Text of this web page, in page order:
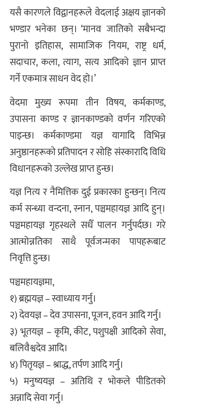
यसै कारणले विद्वानहरूले वेदलाई अक्षय ज्ञानको
भण्डार भनेका छन्। ‘मानव जातिको सबैभन्दा
पुरानो इतिहास, सामाजिक नियम, राष्ट्र धर्म,
सदाचार, कला, त्याग, सत्य आदिको ज्ञान प्राप्त
गर्ने एकमात्र साधन वेद हो।’
वेदमा मुख्य रूपमा तीन विषय, कर्मकाण्ड,
उपासना काण्ड र ज्ञानकाण्डको वर्णन गरिएको
पाइन्छ। कर्मकाण्डमा यज्ञ यागादि विभिन्न
अनुष्ठानहरूको प्रतिपादन र सोहि संस्कारादि विधि
विधानहरूको उल्लेख प्राप्त हुन्छ।
यज्ञ नित्य र नैमित्तिक दुई प्रकारका हुन्छन्। नित्य
कर्म सन्ध्या वन्दना, स्नान, पञ्चमहायज्ञ आदि हुन्।
पञ्चमहायज्ञ गृहस्थले सधैँ पालन गर्नुपर्दछ। गरे
आत्मोन्नतिका साथै पूर्वजन्मका पापहरूबाट
निवृत्ति हुन्छ।
पञ्चमहायज्ञमा,
१) ब्रह्मयज्ञ – स्वाध्याय गर्नु।
२) देवयज्ञ – देव उपासना, पूजन, हवन आदि गर्नु।
३) भूतयज्ञ – कृमि, कीट, पशुपक्षी आदिको सेवा,
बलिवैश्वदेव आदि।
४) पितृयज्ञ – श्राद्ध, तर्पण आदि गर्नु।
५) मनुष्ययज्ञ – अतिथि र भोकले पीडितको
अन्नादि सेवा गर्नु।